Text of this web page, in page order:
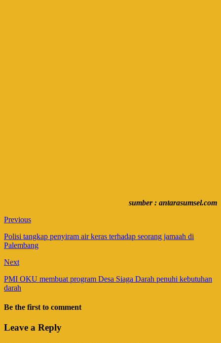
sumber : antarasumsel.com
Previous
Polisi tangkap penyiram air keras terhadap seorang jamaah di
Palembang
Next
PMI OKU membuat program Desa Siaga Darah penuhi kebutuhan
darah
Be the first to comment
Leave a Reply